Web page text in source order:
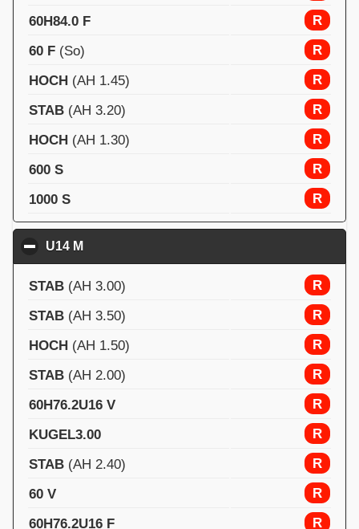
60H84.0 F
R
60 F (So)
R
HOCH (AH 1.45)
R
STAB (AH 3.20)
R
HOCH (AH 1.30)
R
600 S
R
1000 S
R
U14 M
STAB (AH 3.00)
R
STAB (AH 3.50)
R
HOCH (AH 1.50)
R
STAB (AH 2.00)
R
60H76.2U16 V
R
KUGEL3.00
R
STAB (AH 2.40)
R
60 V
R
60H76.2U16 F
R